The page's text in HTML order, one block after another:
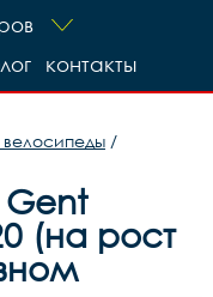
контакты
/
Gent
(на рост